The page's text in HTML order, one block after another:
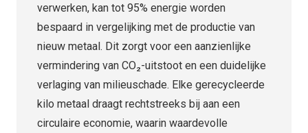
verwerken, kan tot 95% energie worden
bespaard in vergelijking met de productie van
nieuw metaal. Dit zorgt voor een aanzienlijke
vermindering van CO₂-uitstoot en een duidelijke
verlaging van milieuschade. Elke gerecycleerde
kilo metaal draagt rechtstreeks bij aan een
circulaire economie, waarin waardevolle